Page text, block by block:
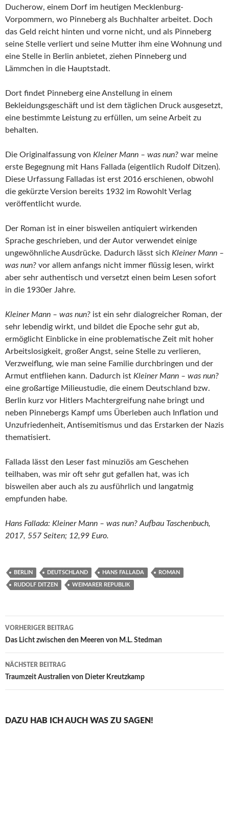
Ducherow, einem Dorf im heutigen Mecklenburg-
Vorpommern, wo Pinneberg als Buchhalter arbeitet. Doch
das Geld reicht hinten und vorne nicht, und als Pinneberg
seine Stelle verliert und seine Mutter ihm eine Wohnung und
eine Stelle in Berlin anbietet, ziehen Pinneberg und
Lämmchen in die Hauptstadt.
Dort findet Pinneberg eine Anstellung in einem
Bekleidungsgeschäft und ist dem täglichen Druck ausgesetzt,
eine bestimmte Leistung zu erfüllen, um seine Arbeit zu
behalten.
Die Originalfassung von Kleiner Mann – was nun? war meine
erste Begegnung mit Hans Fallada (eigentlich Rudolf Ditzen).
Diese Urfassung Falladas ist erst 2016 erschienen, obwohl
die gekürzte Version bereits 1932 im Rowohlt Verlag
veröffentlicht wurde.
Der Roman ist in einer bisweilen antiquiert wirkenden
Sprache geschrieben, und der Autor verwendet einige
ungewöhnliche Ausdrücke. Dadurch lässt sich Kleiner Mann –
was nun? vor allem anfangs nicht immer flüssig lesen, wirkt
aber sehr authentisch und versetzt einen beim Lesen sofort
in die 1930er Jahre.
Kleiner Mann – was nun? ist ein sehr dialogreicher Roman, der
sehr lebendig wirkt, und bildet die Epoche sehr gut ab,
ermöglicht Einblicke in eine problematische Zeit mit hoher
Arbeitslosigkeit, großer Angst, seine Stelle zu verlieren,
Verzweiflung, wie man seine Familie durchbringen und der
Armut entfliehen kann. Dadurch ist Kleiner Mann – was nun?
eine großartige Milieustudie, die einem Deutschland bzw.
Berlin kurz vor Hitlers Machtergreifung nahe bringt und
neben Pinnebergs Kampf ums Überleben auch Inflation und
Unzufriedenheit, Antisemitismus und das Erstarken der Nazis
thematisiert.
Fallada lässt den Leser fast minuziös am Geschehen
teilhaben, was mir oft sehr gut gefallen hat, was ich
bisweilen aber auch als zu ausführlich und langatmig
empfunden habe.
Hans Fallada: Kleiner Mann – was nun? Aufbau Taschenbuch,
2017, 557 Seiten; 12,99 Euro.
BERLIN DEUTSCHLAND HANS FALLADA ROMAN
RUDOLF DITZEN WEIMARER REPUBLIK
Beitragsnavigation
VORHERIGER BEITRAG
Das Licht zwischen den Meeren von M.L. Stedman
NÄCHSTER BEITRAG
Traumzeit Australien von Dieter Kreutzkamp
DAZU HAB ICH AUCH WAS ZU SAGEN!